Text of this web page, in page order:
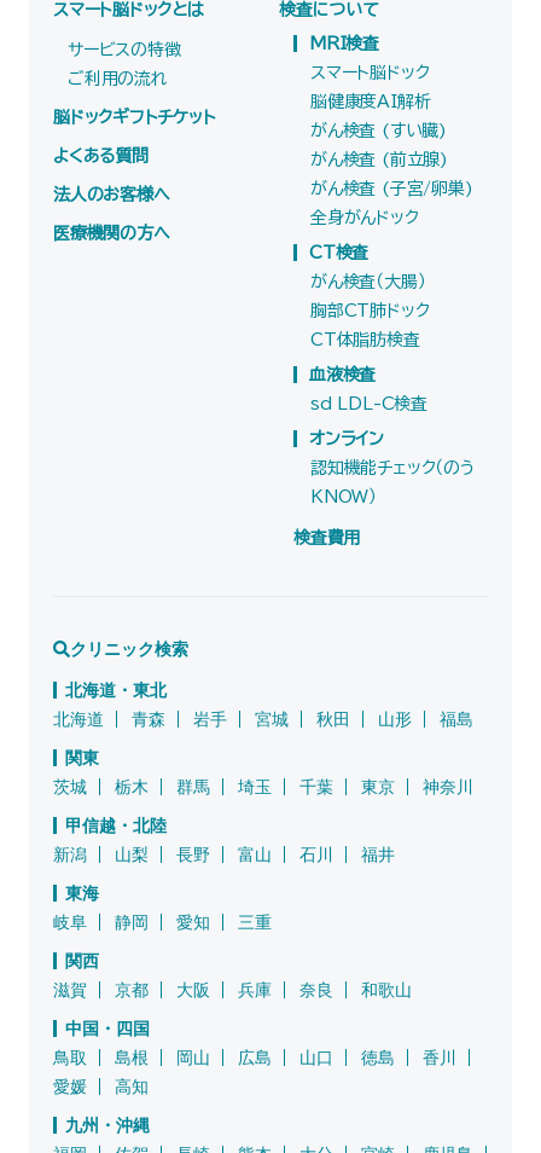
スマート脳ドックとは
サービスの特徴
ご利用の流れ
脳ドックギフトチケット
よくある質問
法人のお客様へ
医療機関の方へ
検査について
MRI検査
スマート脳ドック
脳健康度AI解析
がん検査 (すい臓)
がん検査 (前立腺)
がん検査 (子宮/卵巣)
全身がんドック
CT検査
がん検査（大腸）
胸部CT肺ドック
CT体脂肪検査
血液検査
sd LDL-C検査
オンライン
認知機能チェック（のう
KNOW）
検査費用
クリニック検索
北海道・東北
北海道
青森 岩手 宮城 秋田 山形
福島
関東
茨城
栃木 群馬 埼玉 千葉 東京
神奈川
甲信越・北陸
新潟
山梨 長野 富山 石川
福井
東海
岐阜
静岡 愛知
三重
関西
滋賀
京都 大阪 兵庫 奈良
和歌山
中国・四国
鳥取
島根 岡山 広島 山口 徳島
香川
愛媛
高知
九州・沖縄